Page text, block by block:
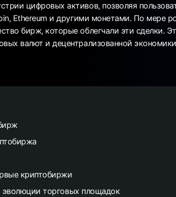
цифровых активов, позволяя
Ethereum и другими монетами. По мере
бирж, которые облегчали эти сделки.
валют и децентрализованной
криптобиржи
торговых площадок